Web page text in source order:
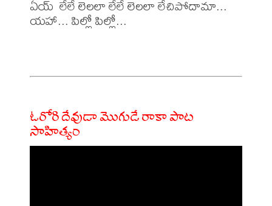
ఏయ్  లేలే లెలలా లేలే లెలలా లేచిపోదామా...
యహా... పిల్లో పిల్లో...
ఓరోరి దేవుడా మొగుడే రాకా పాట
సాహిత్యం